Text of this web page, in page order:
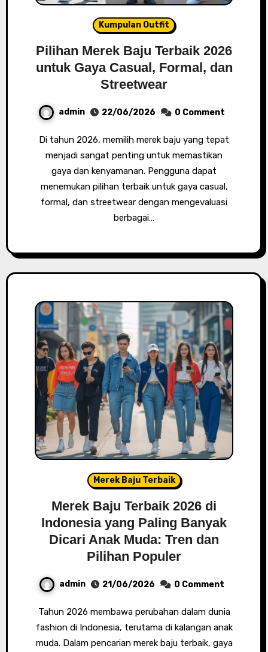
Kumpulan Outfit
Pilihan Merek Baju Terbaik 2026
untuk Gaya Casual, Formal, dan
Streetwear
admin 22/06/2026 0 Comment
Di tahun 2026, memilih merek baju yang tepat
menjadi sangat penting untuk memastikan
gaya dan kenyamanan. Pengguna dapat
menemukan pilihan terbaik untuk gaya casual,
formal, dan streetwear dengan mengevaluasi
berbagai…
Merek Baju Terbaik
Merek Baju Terbaik 2026 di
Indonesia yang Paling Banyak
Dicari Anak Muda: Tren dan
Pilihan Populer
admin 21/06/2026 0 Comment
Tahun 2026 membawa perubahan dalam dunia
fashion di Indonesia, terutama di kalangan anak
muda. Dalam pencarian merek baju terbaik, gaya